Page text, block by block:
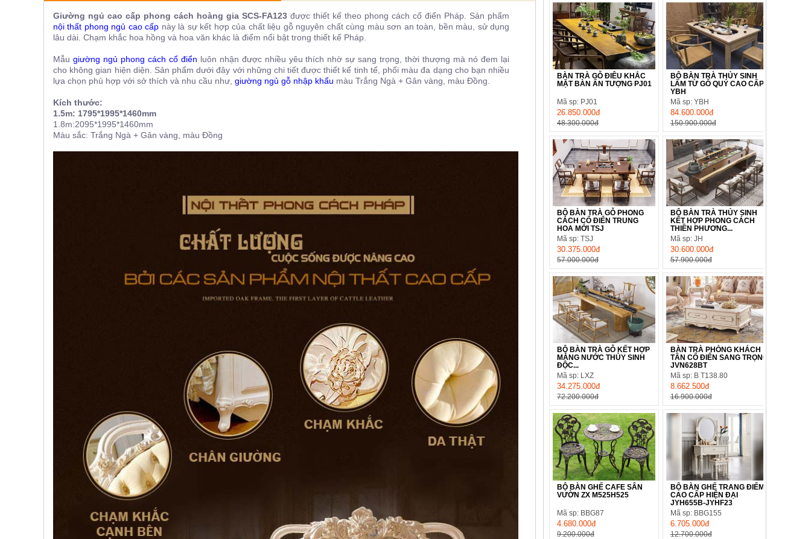
Giường ngủ cao cấp phong cách hoàng gia SCS-FA123 được thiết kế theo phong cách cổ điển Pháp. Sản phẩm
nội thất phong ngủ cao cấp này là sự kết hợp của chất liệu gỗ nguyên chất cùng màu sơn an toàn, bền màu, sử dụng
lâu dài. Chạm khắc hoa hồng và hoa văn khác là điểm nổi bật trong thiết kế Pháp.
Mẫu giường ngủ phong cách cổ điển luôn nhận được nhiều yêu thích nhờ sự sang trọng, thời thượng mà nó đem lại
cho không gian hiện diện. Sản phẩm dưới đây với những chi tiết được thiết kế tinh tế, phối màu đa dạng cho bạn nhiều
lựa chọn phù hợp với sở thích và nhu cầu như, giường ngủ gỗ nhập khẩu màu Trắng Ngà + Gân vàng, màu Đồng.
Kích thước:
1.5m: 1795*1995*1460mm
1.8m:2095*1995*1460mm
Màu sắc: Trắng Ngà + Gân vàng, màu Đồng
BÀN TRÀ GỖ ĐIÊU KHẮC
MẶT BÀN ẤN TƯỢNG PJ01
Mã sp: PJ01
26.850.000đ
48.300.000đ
BỘ BÀN TRÀ THỦY SINH
LÀM TỪ GỖ QUÝ CAO CẤP
YBH
Mã sp: YBH
84.600.000đ
150.900.000đ
BỘ BÀN TRÀ GỖ PHONG
CÁCH CỔ ĐIỂN TRUNG
HOA MỚI TSJ
Mã sp: TSJ
30.375.000đ
57.000.000đ
BỘ BÀN TRÀ THỦY SINH
KẾT HỢP PHONG CÁCH
THIỀN PHƯƠNG...
Mã sp: JH
30.600.000đ
57.900.000đ
BỘ BÀN TRÀ GỖ KẾT HỢP
MÁNG NƯỚC THỦY SINH
ĐỘC...
Mã sp: LXZ
34.275.000đ
72.200.000đ
BÀN TRÀ PHÒNG KHÁCH
TÂN CỔ ĐIỂN SANG TRỌNG
JVN628BT
Mã sp: B T138.80
8.662.500đ
16.900.000đ
BỘ BÀN GHẾ CAFE SÂN
VƯỜN ZX M525H525
Mã sp: BBG87
4.680.000đ
9.200.000đ
BỘ BÀN GHẾ TRANG ĐIỂM
CAO CẤP HIỆN ĐẠI
JYH655B-JYHF23
Mã sp: BBG155
6.705.000đ
12.700.000đ